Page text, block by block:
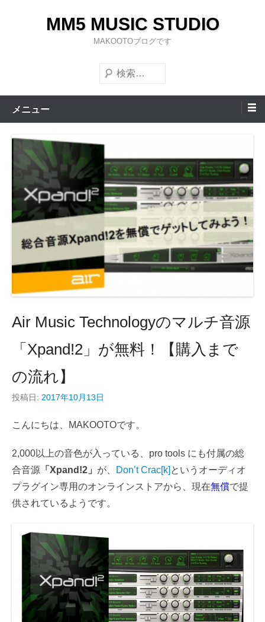
キ
MM5 MUSIC STUDIO
MAKOOTOブログです
検
索
メニュー
Air Music Technologyのマルチ音源
「Xpand!2」が無料！【購入まで
の流れ】
投稿日: 2017年10月13日
こんにちは、MAKOOTOです。
2,000以上の音色が入っている、pro tools にも付属の総
合音源 「Xpand!2」 が、 Don’t Crac[k] というオーディオ
プラグイン専用のオンラインストアから、現在無償で提
供されているようです。